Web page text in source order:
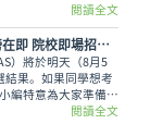
，創下近年新低。即
不用氣餒，還可以多
閱讀全文
JUPAS2026｜聯招放榜在即 院校即場招生日及物資準備清單一覽
）將於明天（8月5
結果。如果同學想考
編特意為大家準備了
情與物品準備清單，
閱讀全文